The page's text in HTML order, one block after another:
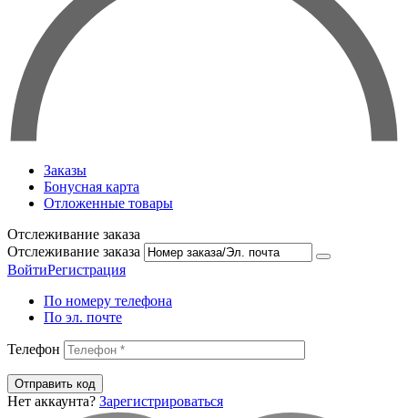
Заказы
Бонусная карта
Отложенные товары
Отслеживание заказа
Отслеживание заказа
ВойтиРегистрация
По номеру телефона
По эл. почте
Телефон
Отправить код
Нет аккаунта? Зарегистрироваться